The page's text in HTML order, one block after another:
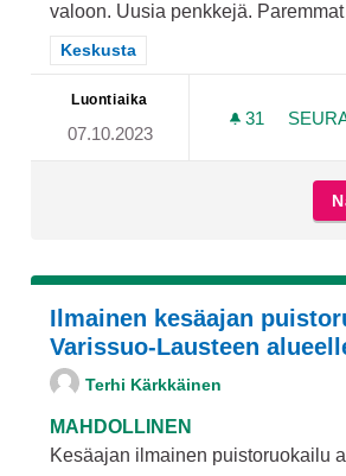
valoon. Uusia penkkejä.
Rajaa tulokset teeman mukaan:
Keskusta
Luontiaika
07.10.2023
31 31
Ilmainen kesäajan
Varissuo-Lausteen
Terhi Kärkkäinen
MAHDOLLINEN
Kesäajan ilmainen puistoruokailu